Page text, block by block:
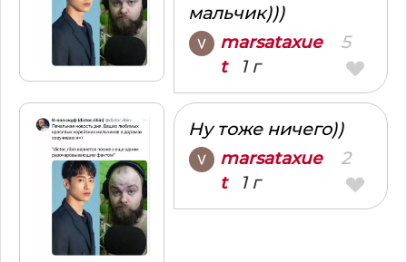
мальчик)))
marsataxue
t1 г
5
Ну тоже ничего))
marsataxue
t1 г
2